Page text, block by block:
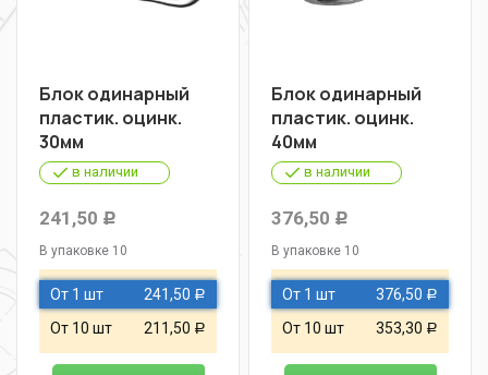
Блок одинарный
пластик. оцинк.
30мм
в наличии
241,50 Р
В упаковке 10
От 1 шт 241,50 Р
От 10 шт 211,50 Р
Блок одинарный
пластик. оцинк.
40мм
в наличии
376,50 Р
В упаковке 10
От 1 шт 376,50 Р
От 10 шт 353,30 Р